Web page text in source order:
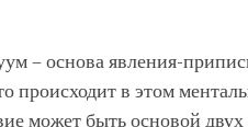
– основа явления-
происходит в этом
может быть основой